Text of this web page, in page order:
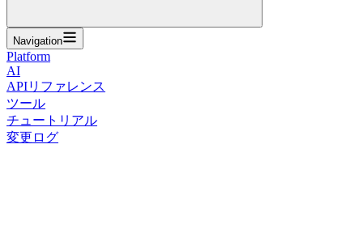
Navigation
Platform
AI
APIリファレンス
ツール
チュートリアル
変更ログ